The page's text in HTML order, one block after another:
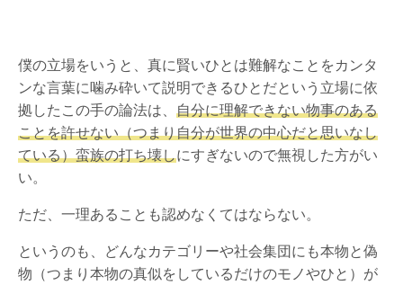
僕の立場をいうと、真に賢いひとは難解なことをカンタ
ンな言葉に噛み砕いて説明できるひとだという立場に依
拠したこの手の論法は、 自分に理解できない物事のある
ことを許せない（つまり自分が世界の中心だと思いなし
ている）蛮族の打ち壊しにすぎないので無視した方がい
い。
ただ、一理あることも認めなくてはならない。
というのも、どんなカテゴリーや社会集団にも本物と偽
物（つまり本物の真似をしているだけのモノやひと）が